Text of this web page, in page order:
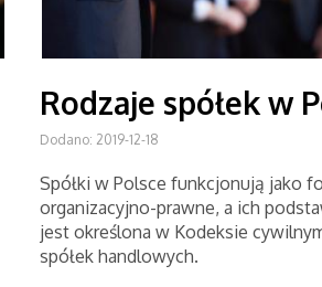
Rodzaje spółek w
Dodano: 2019-12-18
Spółki w Polsce funkcjonują jako
organizacyjno-prawne, a ich
jest określona w Kodeksie
spółek handlowych.